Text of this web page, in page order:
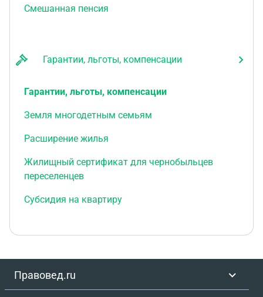
Смешанная пенсия
Гарантии, льготы, компенсации
Гарантии, льготы, компенсации
Земля многодетным семьям
Расширение жилья
Жилищный сертификат для чернобыльцев
переселенцев
Субсидия на квартиру
Правовед.ru